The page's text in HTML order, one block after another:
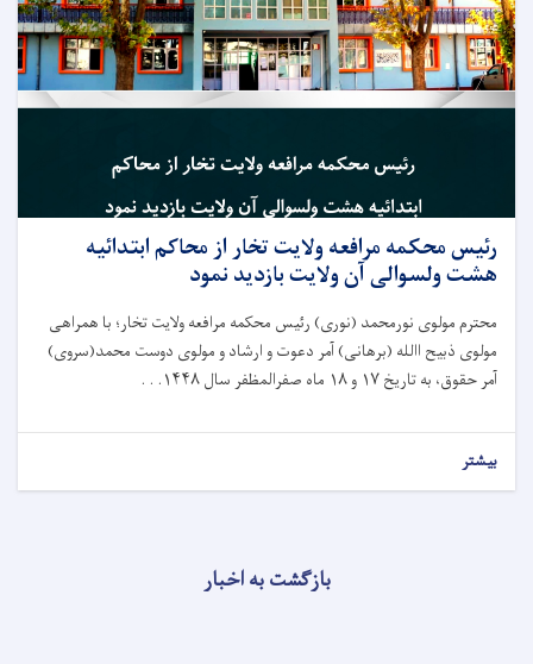
رئیس محکمه مرافعه ولایت تخار از محاکم ابتدائیه
هشت ولسوالی‌ آن ولایت بازدید نمود
محترم مولوی نورمحمد (نوری) رئیس محکمه مرافعه ولایت تخار؛ با همراهی
مولوی ذبیح االله (برهانی) آمر دعوت و ارشاد و مولوی دوست محمد(سروی)
آمر حقوق، به تاريخ ۱۷ و ۱۸ ماه صفرالمظفر سال ۱۴۴۸. . .
بیشتر
بازگشت به اخبار